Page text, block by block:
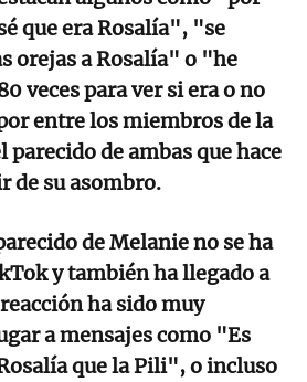
que era Rosalía", "se
orejas a Rosalía" o "he
veces para ver si era o no
entre los miembros de la
de ambas que hace
de su asombro.
de Melanie no se ha
y también ha llegado a
ha sido muy
a mensajes como "Es
que la Pili", o incluso